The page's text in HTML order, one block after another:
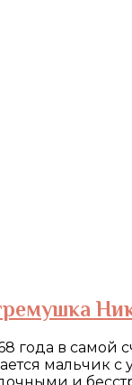
года в самой
мальчик с